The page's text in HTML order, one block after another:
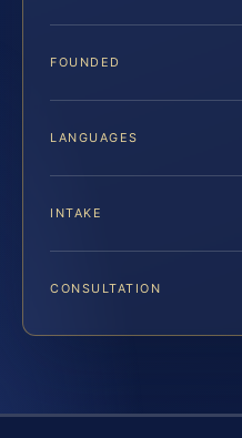
FOUNDED
LANGUAGES
INTAKE
CONSULTATION